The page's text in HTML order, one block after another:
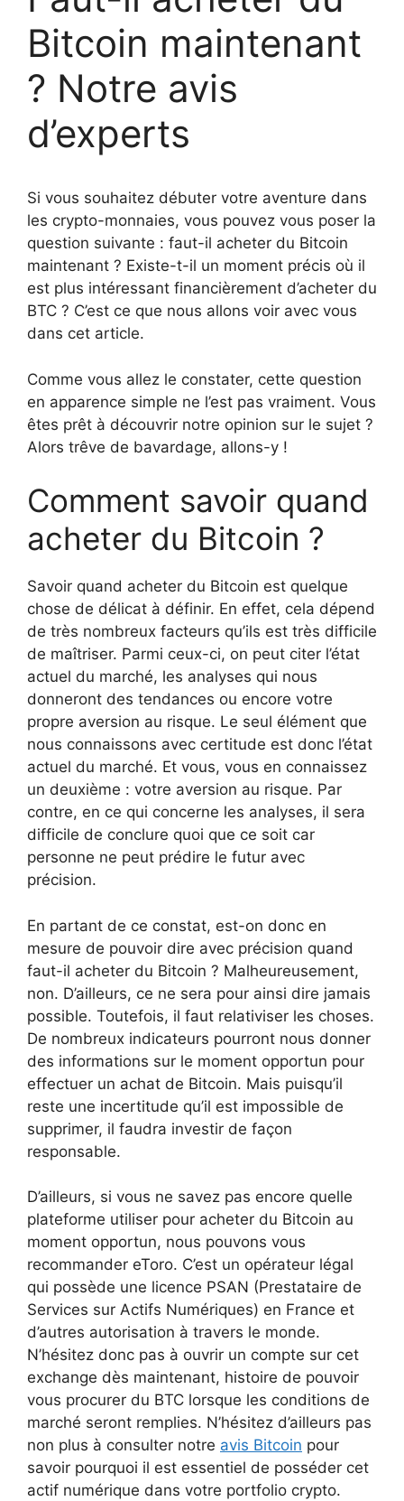
Bitcoin maintenant
? Notre avis
d’experts
Si vous souhaitez débuter votre aventure dans
les crypto-monnaies, vous pouvez vous poser la
question suivante : faut-il acheter du Bitcoin
maintenant ? Existe-t-il un moment précis où il
est plus intéressant financièrement d’acheter du
BTC ? C’est ce que nous allons voir avec vous
dans cet article.
Comme vous allez le constater, cette question
en apparence simple ne l’est pas vraiment. Vous
êtes prêt à découvrir notre opinion sur le sujet ?
Alors trêve de bavardage, allons-y !
Comment savoir quand
acheter du Bitcoin ?
Savoir quand acheter du Bitcoin est quelque
chose de délicat à définir. En effet, cela dépend
de très nombreux facteurs qu’ils est très difficile
de maîtriser. Parmi ceux-ci, on peut citer l’état
actuel du marché, les analyses qui nous
donneront des tendances ou encore votre
propre aversion au risque. Le seul élément que
nous connaissons avec certitude est donc l’état
actuel du marché. Et vous, vous en connaissez
un deuxième : votre aversion au risque. Par
contre, en ce qui concerne les analyses, il sera
difficile de conclure quoi que ce soit car
personne ne peut prédire le futur avec
précision.
En partant de ce constat, est-on donc en
mesure de pouvoir dire avec précision quand
faut-il acheter du Bitcoin ? Malheureusement,
non. D’ailleurs, ce ne sera pour ainsi dire jamais
possible. Toutefois, il faut relativiser les choses.
De nombreux indicateurs pourront nous donner
des informations sur le moment opportun pour
effectuer un achat de Bitcoin. Mais puisqu’il
reste une incertitude qu’il est impossible de
supprimer, il faudra investir de façon
responsable.
D’ailleurs, si vous ne savez pas encore quelle
plateforme utiliser pour acheter du Bitcoin au
moment opportun, nous pouvons vous
recommander eToro. C’est un opérateur légal
qui possède une licence PSAN (Prestataire de
Services sur Actifs Numériques) en France et
d’autres autorisation à travers le monde.
N’hésitez donc pas à ouvrir un compte sur cet
exchange dès maintenant, histoire de pouvoir
vous procurer du BTC lorsque les conditions de
marché seront remplies. N’hésitez d’ailleurs pas
non plus à consulter notre avis Bitcoin pour
savoir pourquoi il est essentiel de posséder cet
actif numérique dans votre portfolio crypto.